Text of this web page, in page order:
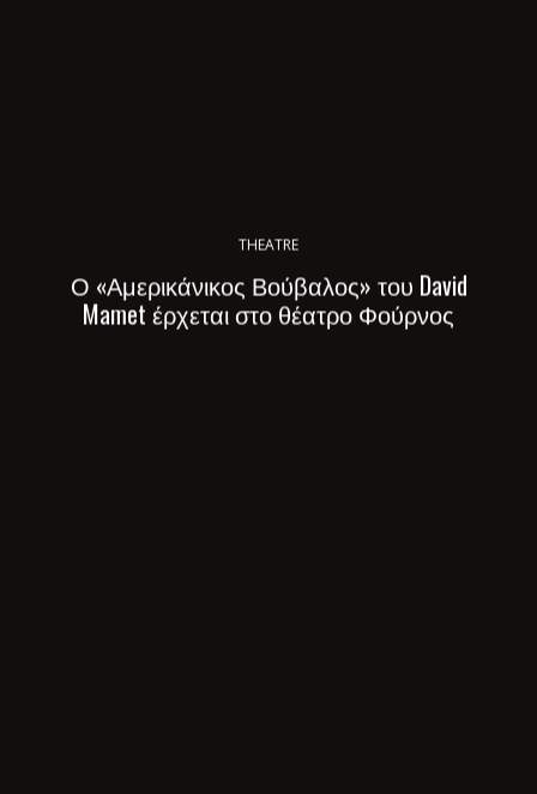
THEATRE
Ο «Αμερικάνικος Βούβαλος» του David
Mamet έρχεται στο θέατρο Φούρνος